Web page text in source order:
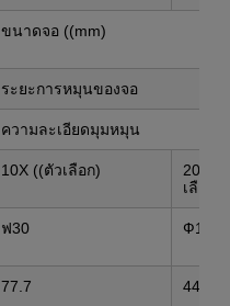
ขนาดจอ ((mm)
ระยะการหมุนของจอ
ความละเอียดมุมหมุน
10X ((ตัวเลือก)
20X ((
เลือก)
ฟ30 Ф15
77.7 44.3